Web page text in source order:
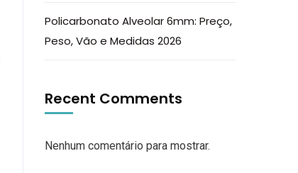
Policarbonato Alveolar 6mm: Preço,
Peso, Vão e Medidas 2026
Recent Comments
Nenhum comentário para mostrar.